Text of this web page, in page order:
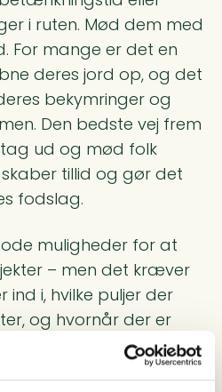
i ruten. Mød dem med
For mange er det en
deres jord op, og det
bekymringer og
Den bedste vej frem
ud og mød folk
tillid og gør det
fodslag.
muligheder for at
– men det kræver
i, hvilke puljer der
og hvornår der er
puljer giver støtte til
mens andre kan